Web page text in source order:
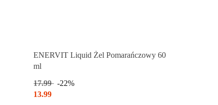
Produkt chwilowo niedostępny
ENERVIT Liquid Żel Pomarańczowy 60
ml
17.99
-22%
13.99